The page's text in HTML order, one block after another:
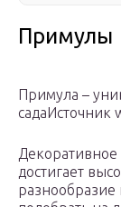
Примулы
Примула –
садаИсточник
Декоративное
достигает